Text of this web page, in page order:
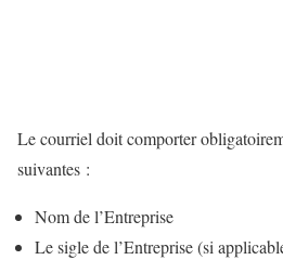
Le courriel doit comporter
suivantes :
Nom de l’Entreprise
Le sigle de l’Entreprise (si